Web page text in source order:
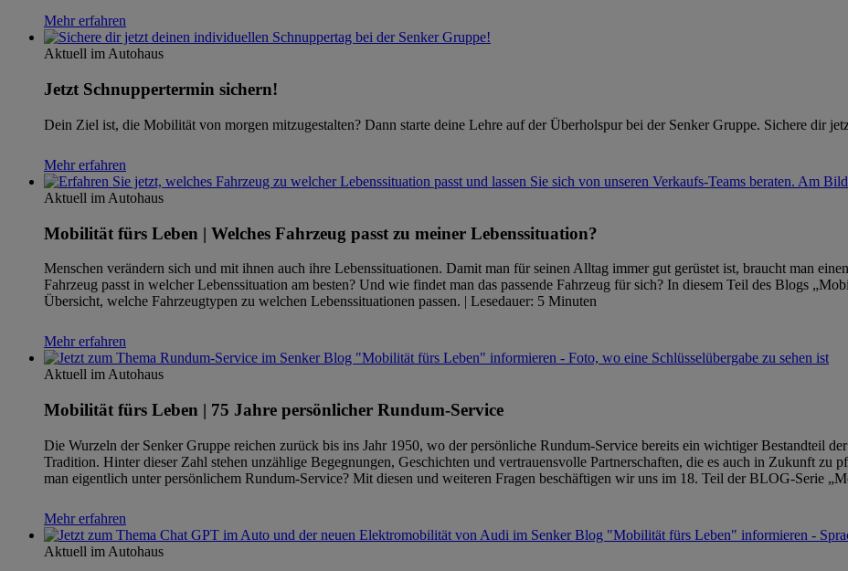
Mehr erfahren
Aktuell im Autohaus
Jetzt Schnuppertermin sichern!
Dein Ziel ist, die Mobilität von morgen mitzugestalten? Dann starte deine Lehre auf der Überholspur bei der Senker Gruppe. Sichere dir
Mehr erfahren
Aktuell im Autohaus
Mobilität fürs Leben | Welches Fahrzeug passt zu meiner Lebenssituation?
Menschen verändern sich und mit ihnen auch ihre Lebenssituationen. Damit man für seinen Alltag immer gut gerüstet ist, braucht man
Fahrzeug passt in welcher Lebenssituation am besten? Und wie findet man das passende Fahrzeug für sich? In diesem Teil des Blogs
Übersicht, welche Fahrzeugtypen zu welchen Lebenssituationen passen. | Lesedauer: 5 Minuten
Mehr erfahren
Aktuell im Autohaus
Mobilität fürs Leben | 75 Jahre persönlicher Rundum-Service
Die Wurzeln der Senker Gruppe reichen zurück bis ins Jahr 1950, wo der persönliche Rundum-Service bereits ein wichtiger Bestandteil
Tradition. Hinter dieser Zahl stehen unzählige Begegnungen, Geschichten und vertrauensvolle Partnerschaften, die es auch in Zukunft zu
man eigentlich unter persönlichem Rundum-Service? Mit diesen und weiteren Fragen beschäftigen wir uns im 18. Teil der BLOG-Serie
Mehr erfahren
Aktuell im Autohaus